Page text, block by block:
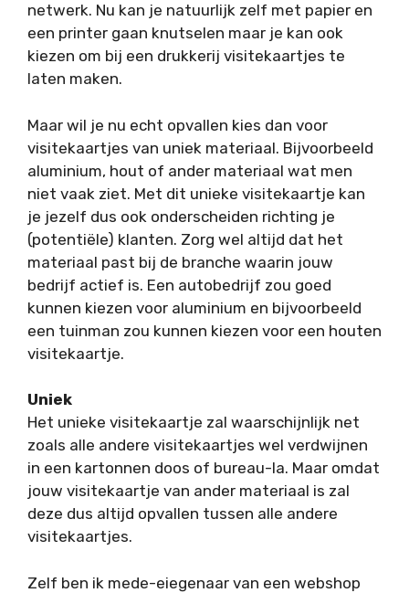
netwerk. Nu kan je natuurlijk zelf met papier en
een printer gaan knutselen maar je kan ook
kiezen om bij een drukkerij visitekaartjes te
laten maken.
Maar wil je nu echt opvallen kies dan voor
visitekaartjes van uniek materiaal. Bijvoorbeeld
aluminium, hout of ander materiaal wat men
niet vaak ziet. Met dit unieke visitekaartje kan
je jezelf dus ook onderscheiden richting je
(potentiële) klanten. Zorg wel altijd dat het
materiaal past bij de branche waarin jouw
bedrijf actief is. Een autobedrijf zou goed
kunnen kiezen voor aluminium en bijvoorbeeld
een tuinman zou kunnen kiezen voor een houten
visitekaartje.
Uniek
Het unieke visitekaartje zal waarschijnlijk net
zoals alle andere visitekaartjes wel verdwijnen
in een kartonnen doos of bureau-la. Maar omdat
jouw visitekaartje van ander materiaal is zal
deze dus altijd opvallen tussen alle andere
visitekaartjes.
Zelf ben ik mede-eiegenaar van een webshop